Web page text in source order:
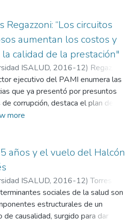
Regazzoni: “Los circuitos
aumentan los costos y
la calidad de la prestación"
ISALUD, 2016-12) Regazzoni,
ejecutivo del PAMI enumera las
que ya presentó por presuntos
corrupción, destaca el plan de
las deudas con prestadores y
social del país.
more
años y el vuelo del Halcón
ISALUD, 2016-12)Torres,
sociales de la salud son
estructurales de un
de causalidad, surgido para dar